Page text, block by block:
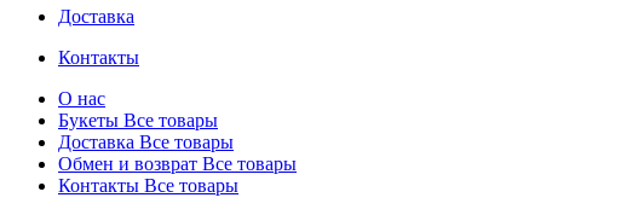
Доставка
Контакты
О нас
Букеты Все товары
Доставка Все товары
Обмен и возврат Все товары
Контакты Все товары